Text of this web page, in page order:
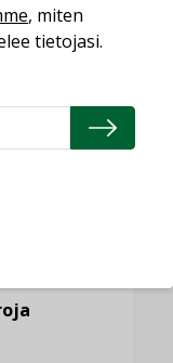
, miten
tietojasi.